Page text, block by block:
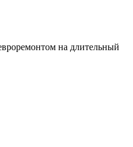
на длительный